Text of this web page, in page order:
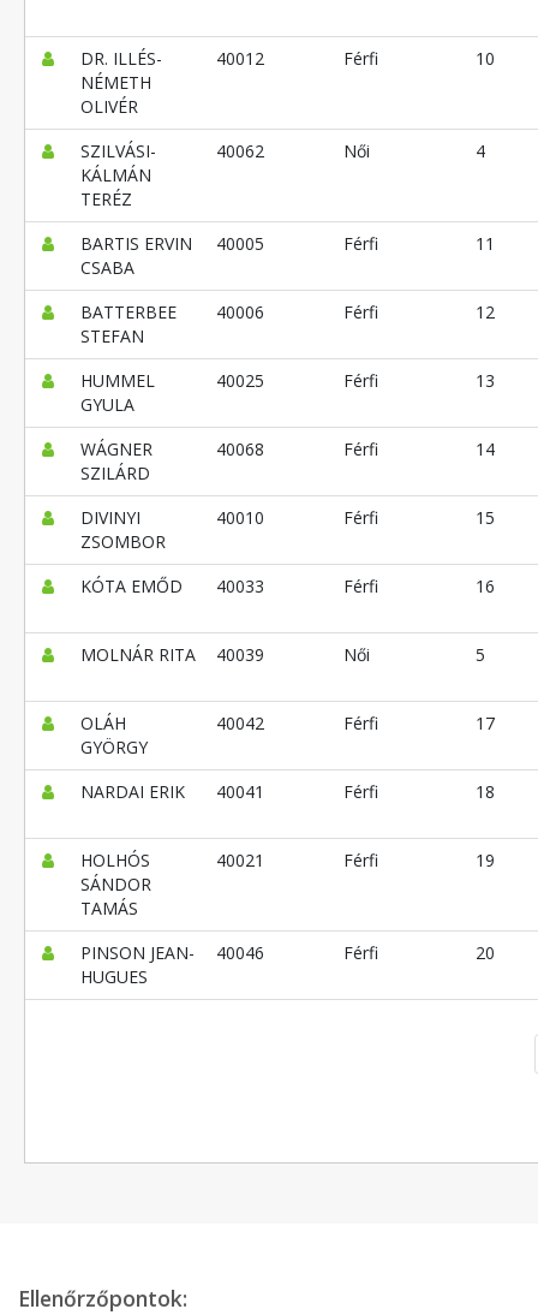
DR. ILLÉS-
NÉMETH
OLIVÉR
40012 Férfi 10
SZILVÁSI-
KÁLMÁN
TERÉZ
40062 Női 4
BARTIS ERVIN
CSABA
40005 Férfi 11
BATTERBEE
STEFAN
40006 Férfi 12
HUMMEL
GYULA
40025 Férfi 13
WÁGNER
SZILÁRD
40068 Férfi 14
DIVINYI
ZSOMBOR
40010 Férfi 15
KÓTA EMŐD 40033 Férfi 16
MOLNÁR RITA 40039 Női 5
OLÁH
GYÖRGY
40042 Férfi 17
NARDAI ERIK 40041 Férfi 18
HOLHÓS
SÁNDOR
TAMÁS
40021 Férfi 19
PINSON JEAN-
HUGUES
40046 Férfi 20
Ellenőrzőpontok: